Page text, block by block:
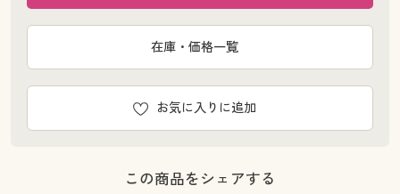
お気に入りに追加
在庫・価格一覧
この商品をシェアする